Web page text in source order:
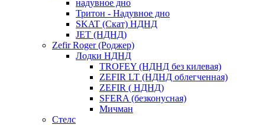
надувное дно
Тритон - Надувное дно
SKAT (Скат) НДНД
JET (НДНД)
Zefir Roger (Роджер)
Лодки НДНД
TROFEY (НДНД без килевая)
ZEFIR LT (НДНД облегченная)
ZEFIR ( НДНД)
SFERA (безконусная)
Мичман
Стелс